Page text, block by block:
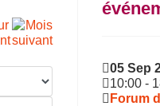
05 Sep
10:00 -
Forum